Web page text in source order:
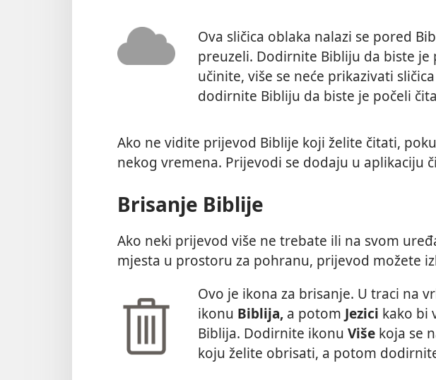
Ova sličica oblaka nalazi se pored
preuzeli. Dodirnite Bibliju da biste je
učinite, više se neće prikazivati
dodirnite Bibliju da biste je počeli
Ako ne vidite prijevod Biblije koji želite čitati,
nekog vremena. Prijevodi se dodaju u aplikaciju
Brisanje Biblije
Ako neki prijevod više ne trebate ili na svom
mjesta u prostoru za pohranu, prijevod možete
Ovo je ikona za brisanje. U traci na
ikonu Biblija,a potom Jezici kako bi
Biblija. Dodirnite ikonu Višekoja se
koju želite obrisati, a potom